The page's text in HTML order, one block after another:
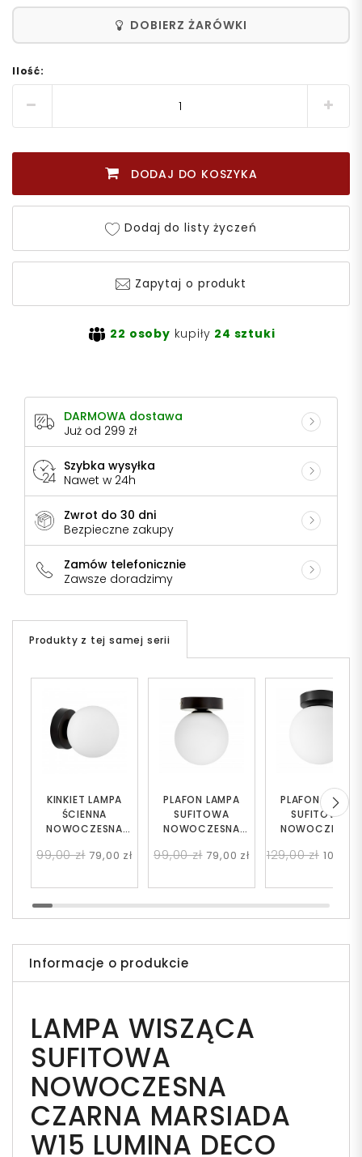
DOBIERZ ŻARÓWKI
Ilość:
DODAJ DO KOSZYKA
Dodaj do listy życzeń
Zapytaj o produkt
22 osoby kupiły 24 sztuki
DARMOWA dostawa
Już od 299 zł
Szybka wysyłka
Nawet w 24h
Zwrot do 30 dni
Bezpieczne zakupy
Zamów telefonicznie
Zawsze doradzimy
Produkty z tej samej serii
KINKIET LAMPA
ŚCIENNA
NOWOCZESNA
MARSIADA W1
99,00 zł 79,00 zł
PLAFON LAMPA
SUFITOWA
NOWOCZESNA
MARSIADA W1
99,00 zł 79,00 zł
PLAFON LAMPA
SUFITOWA
NOWOCZESNA
FREDICA
129,00 zł 109,00
Informacje o produkcie
LAMPA WISZĄCA
SUFITOWA
NOWOCZESNA
CZARNA MARSIADA
W15 LUMINA DECO